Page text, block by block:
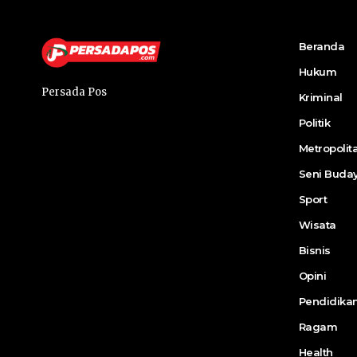
Persada Pos
Beranda
Hukum
Kriminal
Politik
Seni
Sport
Wisata
Bisnis
Opini
Ragam
Health